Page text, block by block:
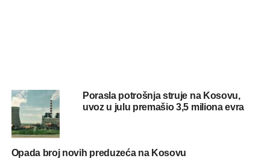
Porasla potrošnja struje na Kosovu,
uvoz u julu premašio 3,5 miliona evra
Opada broj novih preduzeća na Kosovu